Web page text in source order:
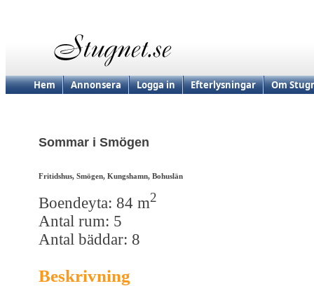
Hem Annonsera Logga in Efterlysningar Om
Sommar i Smögen
Fritidshus, Smögen, Kungshamn, Bohuslän
Boendeyta: 84 m2
Antal rum: 5
Antal bäddar: 8
Beskrivning